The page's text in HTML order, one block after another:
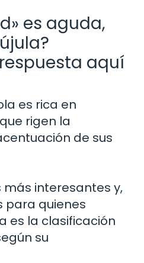
es aguda,
aquí
es rica en
rigen la
de sus
más interesantes y,
para quienes
es la clasificación
su